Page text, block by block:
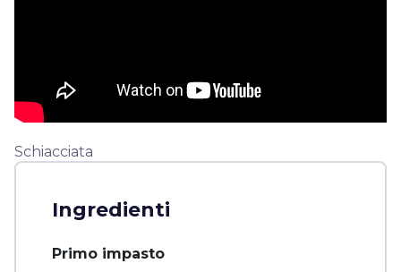
Schiacciata
Ingredienti
Primo impasto